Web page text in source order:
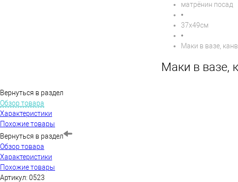
матрёнин посад
•
37х49см
•
Маки в вазе,
Маки в вазе,
Вернуться в раздел
Обзор товара
Характеристики
Похожие товары
Вернуться в раздел
Обзор товара
Характеристики
Похожие товары
Артикул: 0523